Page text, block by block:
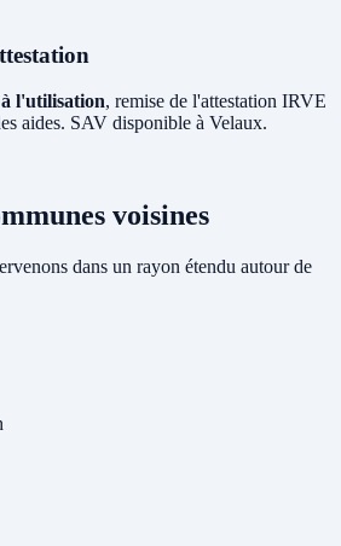
l'utilisation, remise de l'attestation IRVE
aides. SAV disponible à Velaux.
voisines
dans un rayon étendu autour de